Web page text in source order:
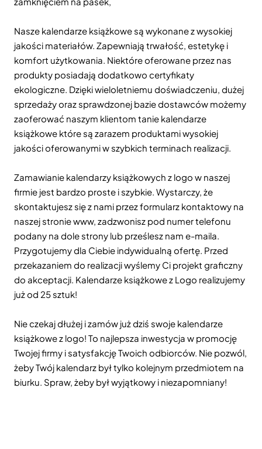
Nasze kalendarze książkowe są wykonane z wysokiej
jakości materiałów. Zapewniają trwałość, estetykę i
komfort użytkowania. Niektóre oferowane przez nas
produkty posiadają dodatkowo certyfikaty
ekologiczne. Dzięki wieloletniemu doświadczeniu, dużej
sprzedaży oraz sprawdzonej bazie dostawców możemy
zaoferować naszym klientom tanie kalendarze
książkowe które są zarazem produktami wysokiej
jakości oferowanymi w szybkich terminach realizacji.
Zamawianie kalendarzy książkowych z logo w naszej
firmie jest bardzo proste i szybkie. Wystarczy, że
skontaktujesz się z nami przez formularz kontaktowy na
naszej stronie www, zadzwonisz pod numer telefonu
podany na dole strony lub prześlesz nam e-maila.
Przygotujemy dla Ciebie indywidualną ofertę. Przed
przekazaniem do realizacji wyślemy Ci projekt graficzny
do akceptacji. Kalendarze książkowe z Logo realizujemy
już od 25 sztuk!
Nie czekaj dłużej i zamów już dziś swoje kalendarze
książkowe z logo! To najlepsza inwestycja w promocję
Twojej firmy i satysfakcję Twoich odbiorców. Nie pozwól,
żeby Twój kalendarz był tylko kolejnym przedmiotem na
biurku. Spraw, żeby był wyjątkowy i niezapomniany!